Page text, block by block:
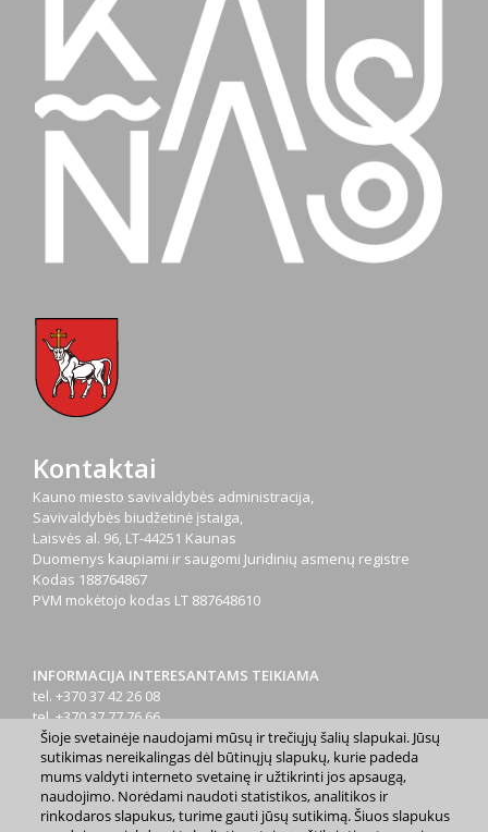
Kontaktai
Kauno miesto savivaldybės administracija,
Savivaldybės biudžetinė įstaiga,
Laisvės al. 96, LT-44251 Kaunas
Duomenys kaupiami ir saugomi Juridinių asmenų registre
Kodas 188764867
PVM mokėtojo kodas LT 887648610
INFORMACIJA INTERESANTAMS TEIKIAMA
tel. +370 37 42 26 08
tel. +370 37 77 76 66
tel. +370 660 07000
el. p.info@kaunas.lt
Šioje svetainėje naudojami mūsų ir trečiųjų šalių slapukai. Jūsų
sutikimas nereikalingas dėl būtinųjų slapukų, kurie padeda
mums valdyti interneto svetainę ir užtikrinti jos apsaugą,
naudojimo. Norėdami naudoti statistikos, analitikos ir
rinkodaros slapukus, turime gauti jūsų sutikimą. Šiuos slapukus